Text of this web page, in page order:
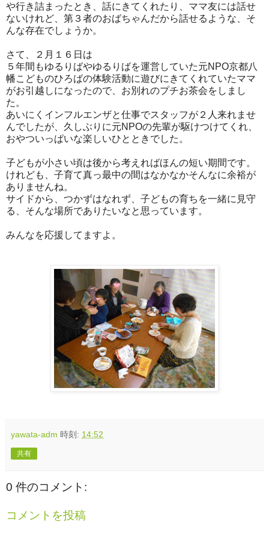
や行き詰まったとき、話にきてくれたり、ママ友には話せ
ないけれど、第３者のおばちゃんだから話せるような、そ
んな存在でしょうか。
さて、２月１６日は
５年間もゆるりばやゆるりばを運営していた元NPO京都八
幡こどものひろばの体験活動に遊びにきてくれていたママ
がお引越しになったので、お別れのプチお茶会をしまし
た。
あいにくインフルエンザと仕事でスタッフが２人来れませ
んでしたが、久しぶりに元NPOの先輩が駆けつけてくれ、
おやついっぱいな楽しいひとときでした。
子どもが小さい頃は後から考えればほんの短い期間です。
けれども、子育て真っ最中の間はなかなかそんなに余裕が
ありませんね。
サイドから、つかずはなれず、子どもの育ちを一緒に見守
る、そんな場所でありたいなと思っています。
みんなを応援してますよ。
yawata-adm 時刻: 14:52
共有
0 件のコメント:
コメントを投稿